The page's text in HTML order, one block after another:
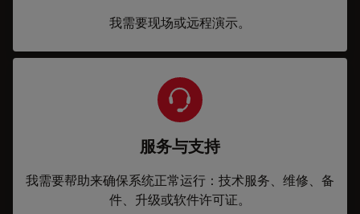
我需要现场或远程演示。
服务与支持
我需要帮助来确保系统正常运行：技术服务、维修、备
件、升级或软件许可证。